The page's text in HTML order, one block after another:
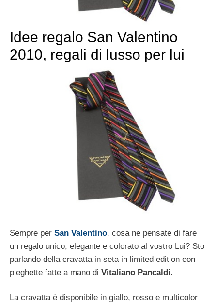
Idee regalo San Valentino
2010, regali di lusso per lui
Sempre per San Valentino, cosa ne pensate di fare
un regalo unico, elegante e colorato al vostro Lui? Sto
parlando della cravatta in seta in limited edition con
pieghette fatte a mano di Vitaliano Pancaldi.
La cravatta è disponibile in giallo, rosso e multicolor